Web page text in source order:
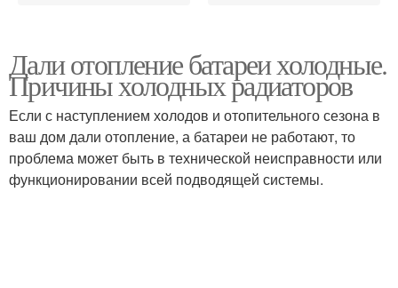
Дали отопление батареи холодные.
Причины холодных радиаторов
Если с наступлением холодов и отопительного сезона в
ваш дом дали отопление, а батареи не работают, то
проблема может быть в технической неисправности или
функционировании всей подводящей системы.